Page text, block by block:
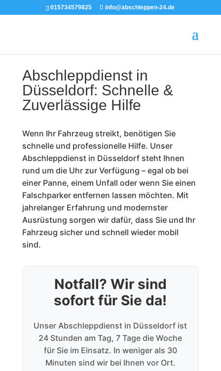
015734579825 info@abschleppen-24.de
Abschleppdienst in
Düsseldorf: Schnelle &
Zuverlässige Hilfe
Wenn Ihr Fahrzeug streikt, benötigen Sie
schnelle und professionelle Hilfe. Unser
Abschleppdienst in Düsseldorf steht Ihnen
rund um die Uhr zur Verfügung – egal ob bei
einer Panne, einem Unfall oder wenn Sie einen
Falschparker entfernen lassen möchten. Mit
jahrelanger Erfahrung und modernster
Ausrüstung sorgen wir dafür, dass Sie und Ihr
Fahrzeug sicher und schnell wieder mobil
sind.
Notfall? Wir sind
sofort für Sie da!
Unser Abschleppdienst in Düsseldorf ist
24 Stunden am Tag, 7 Tage die Woche
für Sie im Einsatz. In weniger als 30
Minuten sind wir bei Ihnen vor Ort.